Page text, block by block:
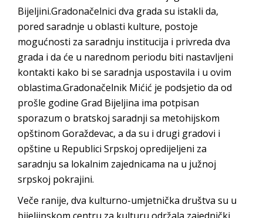
Bijeljini.Gradonačelnici dva grada su istakli da,
pored saradnje u oblasti kulture, postoje
mogućnosti za saradnju institucija i privreda dva
grada i da će u narednom periodu biti nastavljeni
kontakti kako bi se saradnja uspostavila i u ovim
oblastima.Gradonačelnik Mićić je podsjetio da od
prošle godine Grad Bijeljina ima potpisan
sporazum o bratskoj saradnji sa metohijskom
opštinom Goraždevac, a da su i drugi gradovi i
opštine u Republici Srpskoj opredijeljeni za
saradnju sa lokalnim zajednicama na u južnoj
srpskoj pokrajini.
Veče ranije, dva kulturno-umjetnička društva su u